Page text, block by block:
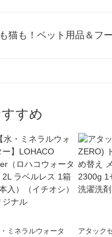
猫も！ペット用品＆フ
すめ
・ミネラルウォータ
アタック